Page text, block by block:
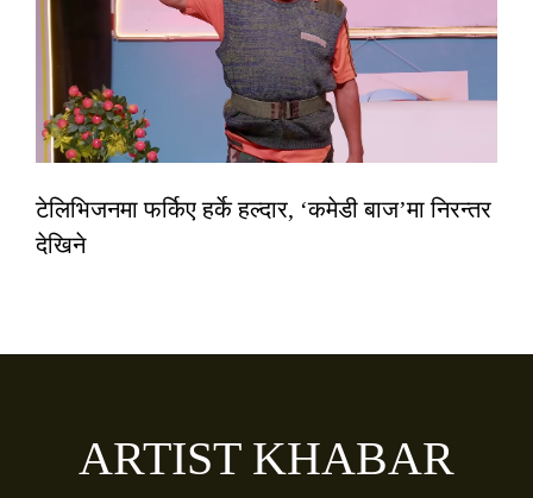
टेलिभिजनमा फर्किए हर्के हल्दार, ‘कमेडी बाज’मा निरन्तर
देखिने
ARTIST KHABAR